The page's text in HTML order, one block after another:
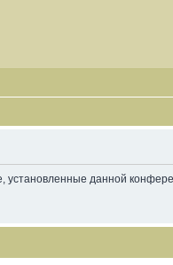
установленные данной